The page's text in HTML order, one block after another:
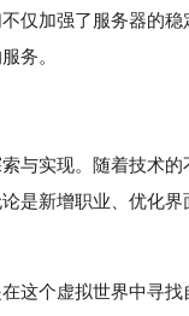
仅加强了服务器的
务。
与实现。随着技术
是新增职业、优化
这个虚拟世界中寻找